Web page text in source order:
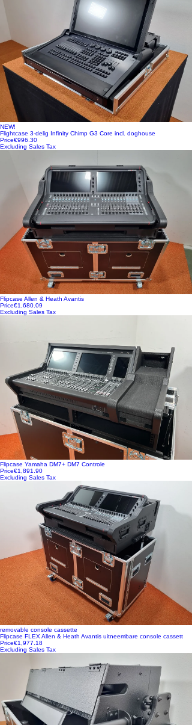
NEW!
Flightcase 3-delig Infinity Chimp G3 Core incl. doghouse
Price€996.30
Excluding Sales Tax
Flipcase Allen & Heath Avantis
Price€1,680.09
Excluding Sales Tax
Flipcase Yamaha DM7+ DM7 Controle
Price€1,891.90
Excluding Sales Tax
removable console cassette
Flipcase FLEX Allen & Heath Avantis uitneembare console cassett
Price€1,977.18
Excluding Sales Tax